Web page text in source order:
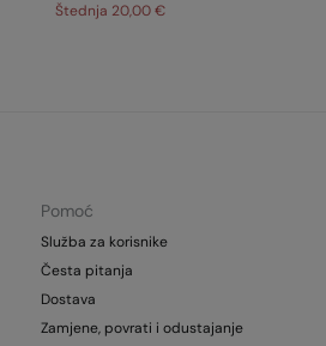
Štednja 20,00 €
Pomoć
Služba za korisnike
Česta pitanja
Dostava
Zamjene, povrati i odustajanje